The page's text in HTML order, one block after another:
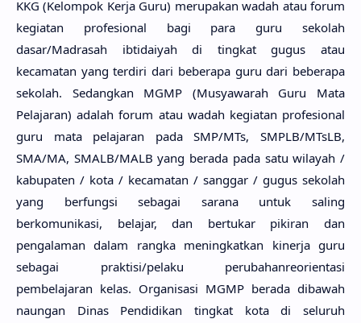
KKG (Kelompok Kerja Guru) merupakan wadah atau forum
kegiatan profesional bagi para guru sekolah
dasar/Madrasah ibtidaiyah di tingkat gugus atau
kecamatan yang terdiri dari beberapa guru dari beberapa
sekolah. Sedangkan MGMP (Musyawarah Guru Mata
Pelajaran) adalah forum atau wadah kegiatan profesional
guru mata pelajaran pada SMP/MTs, SMPLB/MTsLB,
SMA/MA, SMALB/MALB yang berada pada satu wilayah /
kabupaten / kota / kecamatan / sanggar / gugus sekolah
yang berfungsi sebagai sarana untuk saling
berkomunikasi, belajar, dan bertukar pikiran dan
pengalaman dalam rangka meningkatkan kinerja guru
sebagai praktisi/pelaku perubahanreorientasi
pembelajaran kelas. Organisasi MGMP berada dibawah
naungan Dinas Pendidikan tingkat kota di seluruh